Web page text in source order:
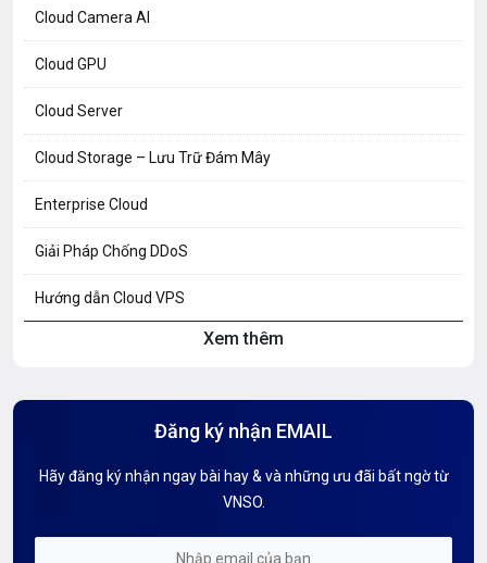
Cloud Camera AI
Cloud GPU
Cloud Server
Cloud Storage – Lưu Trữ Đám Mây
Enterprise Cloud
Giải Pháp Chống DDoS
Hướng dẫn Cloud VPS
Hướng dẫn Tên miền
Kiến thức AI
Xem thêm
Đăng ký nhận EMAIL
Hãy đăng ký nhận ngay bài hay & và những ưu đãi bất ngờ từ
VNSO.